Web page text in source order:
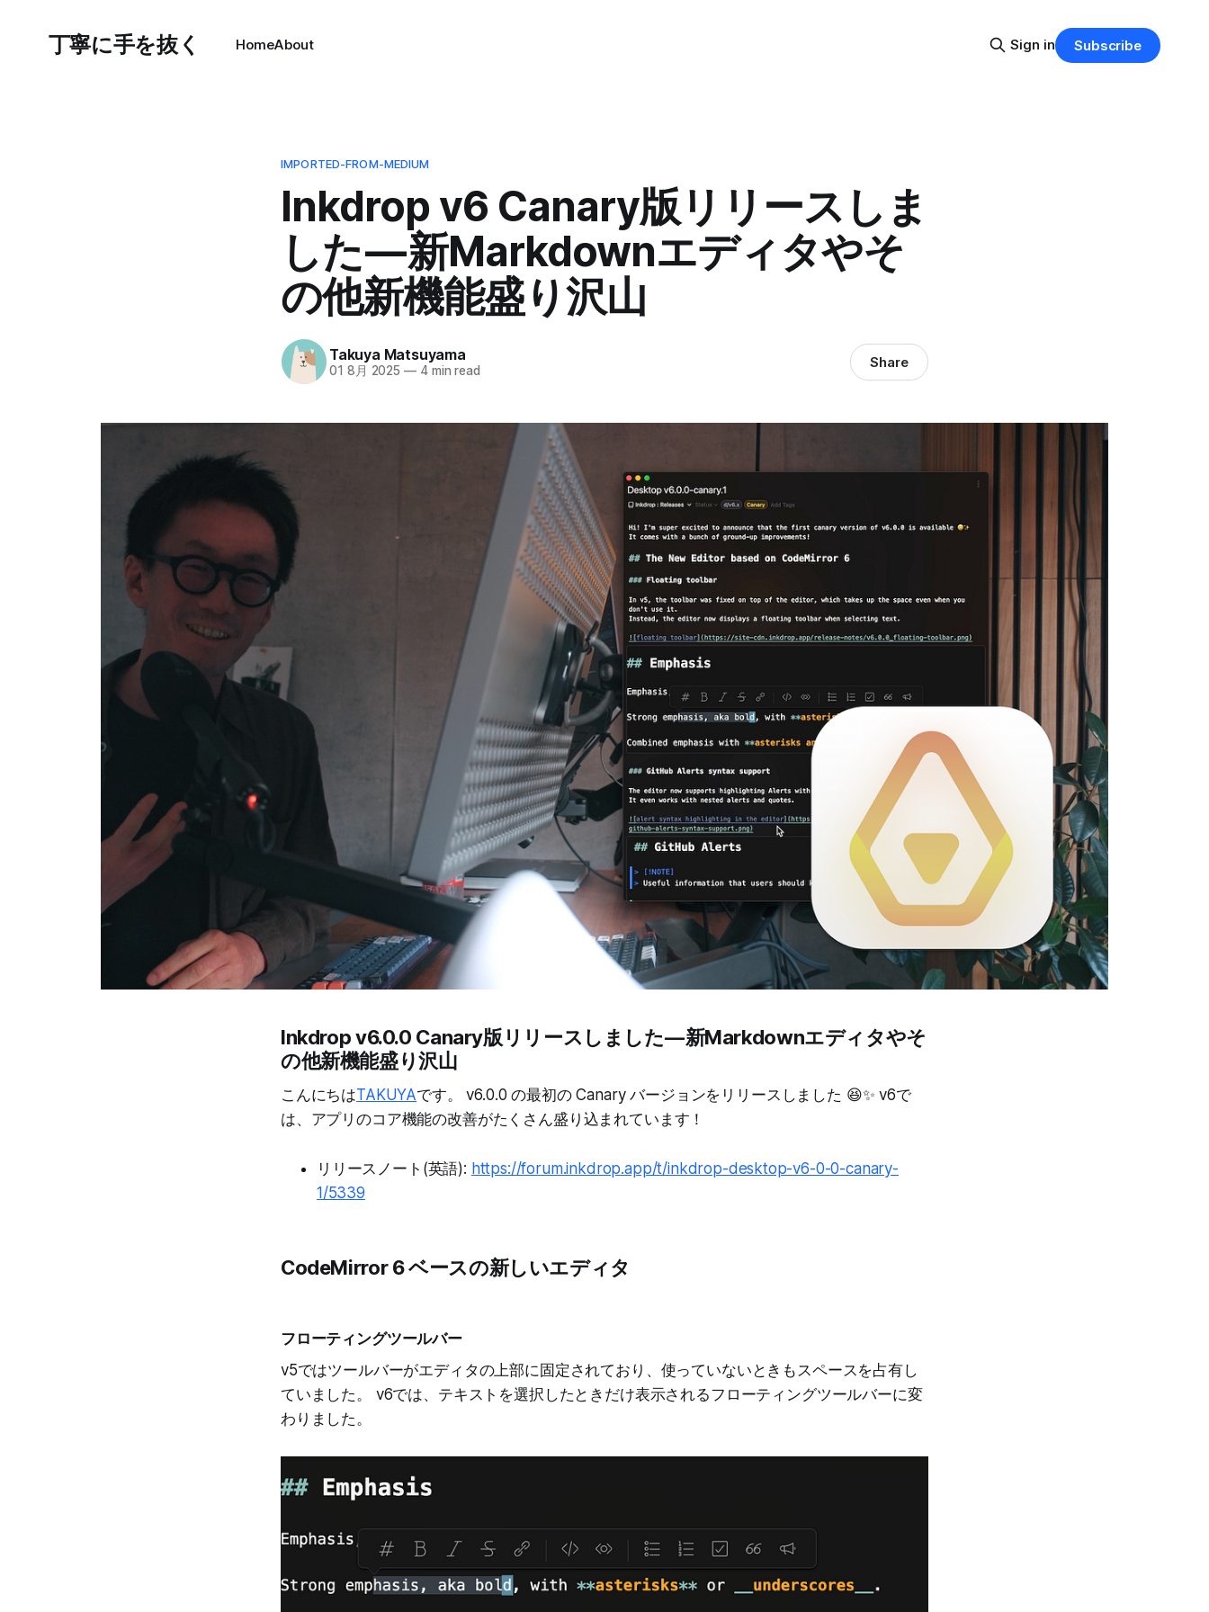
丁寧に手を抜く HomeAbout Sign in Subscribe
IMPORTED-FROM-MEDIUM
Inkdrop v6 Canary版リリースしま
した — 新Markdownエディタやそ
の他新機能盛り沢山
Takuya Matsuyama
01 8月 2025 — 4 min read Share
Inkdrop v6.0.0 Canary版リリースしました — 新Markdownエディタやそ
の他新機能盛り沢山
こんにちはTAKUYAです。 v6.0.0 の最初の Canary バージョンをリリースしました 😆✨ v6で
は、アプリのコア機能の改善がたくさん盛り込まれています！
リリースノート(英語): https://forum.inkdrop.app/t/inkdrop-desktop-v6-0-0-canary-
1/5339
CodeMirror 6 ベースの新しいエディタ
フローティングツールバー
v5ではツールバーがエディタの上部に固定されており、使っていないときもスペースを占有し
ていました。 v6では、テキストを選択したときだけ表示されるフローティングツールバーに変
わりました。